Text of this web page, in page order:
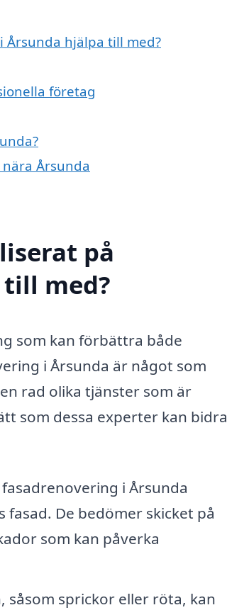
Årsunda hjälpa till med?
företag
Årsunda
på
med?
som kan förbättra både
i Årsunda är något som
rad olika tjänster som är
som dessa experter kan bidra
i Årsunda
De bedömer skicket på
som kan påverka
såsom sprickor eller röta, kan